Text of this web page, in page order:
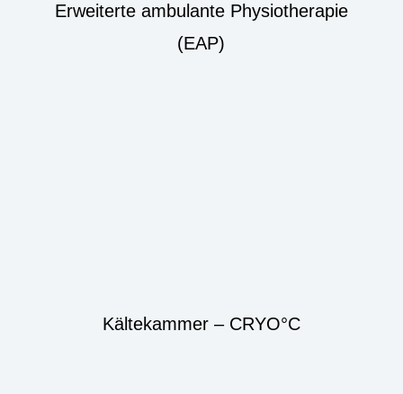
Erweiterte ambulante Physiotherapie
(EAP)
Kältekammer – CRYO°C